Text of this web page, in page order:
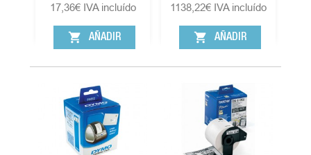
17,36€ IVA incluído
shopping_cart AÑADIR
1138,22€ IVA incluído
shopping_cart AÑADIR